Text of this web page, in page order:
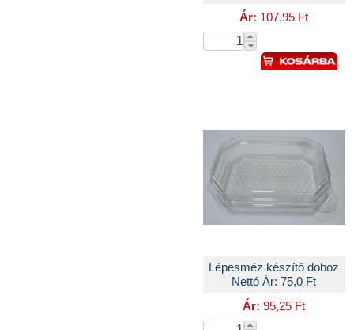
Ár: 107,95 Ft
Lépesméz készítő doboz
Nettó Ár: 75,0 Ft
Ár:95,25 Ft